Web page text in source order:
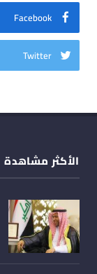
Facebook
Twitter
الأكثر مشاهدة